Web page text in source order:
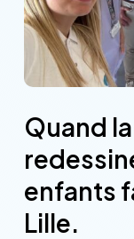
Quand la
enfants
Lille.